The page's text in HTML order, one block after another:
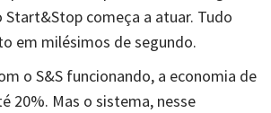
Start&Stop começa a atuar. Tudo
em milésimos de segundo.
o S&S funcionando, a economia de
20%. Mas o sistema, nesse